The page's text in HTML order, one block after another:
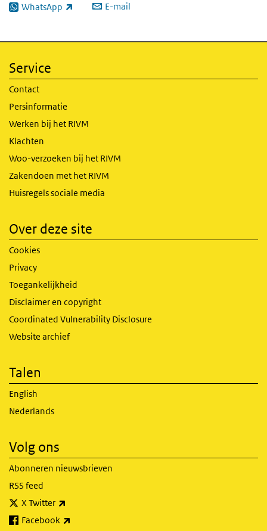
WhatsApp
(externe link) E-mail
Service
Contact
Persinformatie
Werken bij het RIVM
Klachten
Woo-verzoeken bij het RIVM
Zakendoen met het RIVM
Huisregels sociale media
Over deze site
Cookies
Privacy
Toegankelijkheid
Disclaimer en copyright
Coordinated Vulnerability Disclosure
Website archief
Talen
English
Nederlands
Volg ons
Abonneren nieuwsbrieven
RSS feed
X Twitter
Facebook